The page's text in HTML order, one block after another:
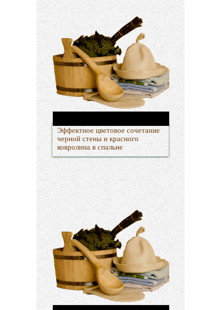
Эффектное цветовое сочетание
черной стены и красного
ковролина в спальне